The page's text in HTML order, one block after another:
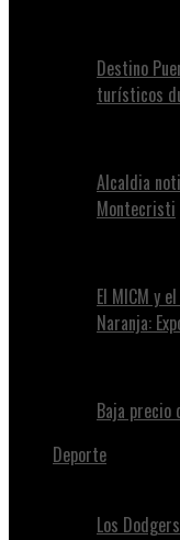
Destino
turísticos
Alcaldia
Montecristi
El MICM y
Naranja:
Baja precio
Deporte
Los